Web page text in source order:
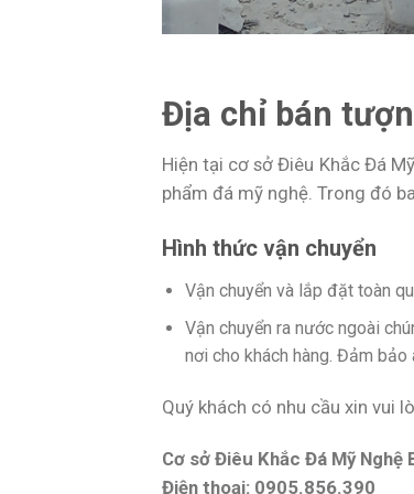
Địa chỉ bán
Hiện tại cơ sở Điêu Khắc Đá
phẩm đá mỹ nghệ. Trong đó
Hình thức vận chuyển
Vận chuyển và lắp đặt toàn
Vận chuyển ra nước ngoài
nơi cho khách hàng. Đảm bảo
Quý khách có nhu cầu xin vui
Cơ sở Điêu Khắc Đá Mỹ Nghệ
Điện thoại: 0905.856.390